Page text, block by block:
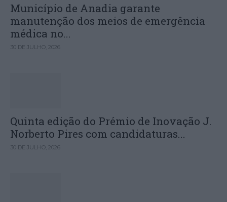
Município de Anadia garante
manutenção dos meios de emergência
médica no...
30 DE JULHO, 2026
Quinta edição do Prémio de Inovação J.
Norberto Pires com candidaturas...
30 DE JULHO, 2026